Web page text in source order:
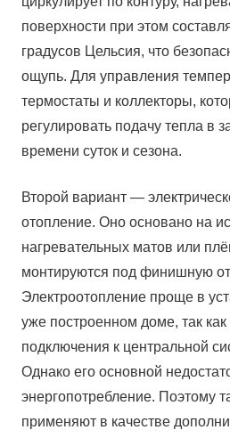
поверхности при этом
градусов Цельсия, что
ощупь. Для управления
термостаты и коллекторы,
регулировать подачу тепла в
времени суток и сезона.
Второй вариант —
отопление. Оно основано на
нагревательных матов или
монтируются под финишную
Электроотопление проще в
уже построенном доме, так как
подключения к центральной
Однако его основной
энергопотребление. Поэтому
применяют в качестве